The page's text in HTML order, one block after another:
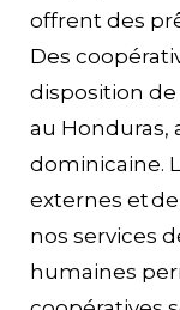
offrent des
Des
disposition de
au Honduras,
dominicaine.
externes et
nos services
humaines